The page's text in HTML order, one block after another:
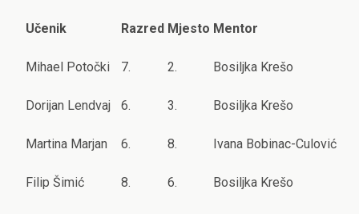
Učenik Razred Mjesto Mentor
Mihael Potočki 7. 2. Bosiljka Krešo
Dorijan Lendvaj 6. 3. Bosiljka Krešo
Martina Marjan 6. 8. Ivana Bobinac-Culović
Filip Šimić 8. 6. Bosiljka Krešo